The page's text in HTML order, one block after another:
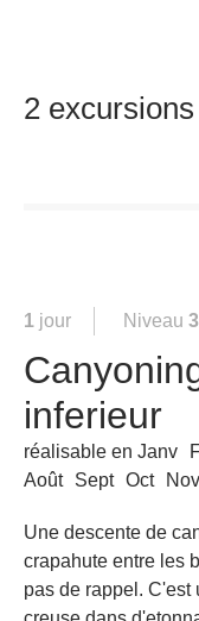
2 excursions
1 jour Niveau 3
inferieur
réalisable en Janv
Août
Sept Oct Nov
Une descente de
crapahute entre les
pas de rappel. C'est